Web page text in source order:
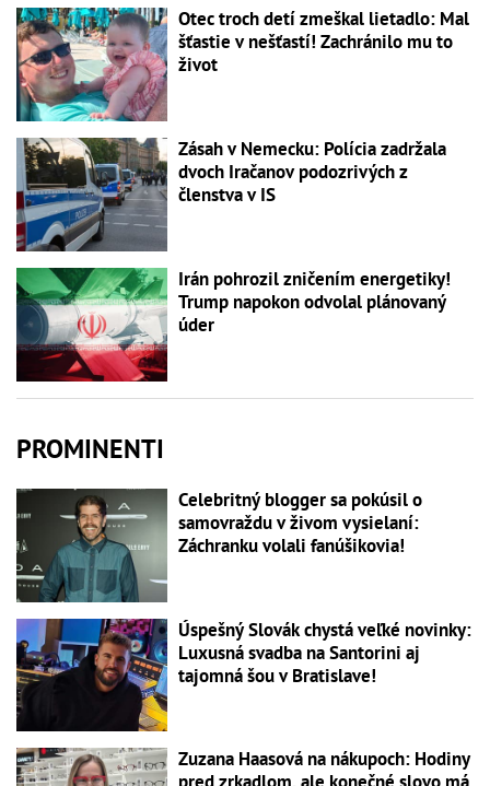
Otec troch detí zmeškal lietadlo: Mal
šťastie v nešťastí! Zachránilo mu to
život
Zásah v Nemecku: Polícia zadržala
dvoch Iračanov podozrivých z
členstva v IS
Irán pohrozil zničením energetiky!
Trump napokon odvolal plánovaný
úder
PROMINENTI
Celebritný blogger sa pokúsil o
samovraždu v živom vysielaní:
Záchranku volali fanúšikovia!
Úspešný Slovák chystá veľké novinky:
Luxusná svadba na Santorini aj
tajomná šou v Bratislave!
Zuzana Haasová na nákupoch: Hodiny